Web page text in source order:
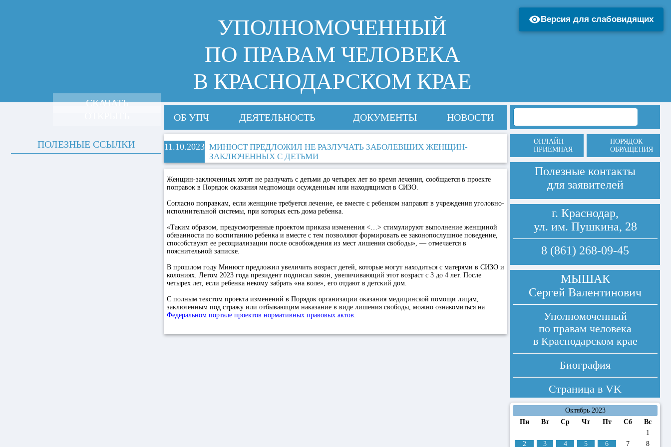
УПОЛНОМОЧЕННЫЙ
ПО ПРАВАМ ЧЕЛОВЕКА
В КРАСНОДАРСКОМ КРАЕ
ОБ УПЧ ДЕЯТЕЛЬНОСТЬ ДОКУМЕНТЫ НОВОСТИ
11.10.2023 МИНЮСТ ПРЕДЛОЖИЛ НЕ РАЗЛУЧАТЬ ЗАБОЛЕВШИХ ЖЕНЩИН-
ЗАКЛЮЧЕННЫХ С ДЕТЬМИ
Женщин-заключенных хотят не разлучать с детьми до четырех лет во время лечения, сообщается в проекте
поправок в Порядок оказания медпомощи осужденным или находящимся в СИЗО.
Согласно поправкам, если женщине требуется лечение, ее вместе с ребенком направят в учреждения уголовно-
исполнительной системы, при которых есть дома ребенка.
«Таким образом, предусмотренные проектом приказа изменения <…> стимулируют выполнение женщиной
обязанности по воспитанию ребенка и вместе с тем позволяют формировать ее законопослушное поведение,
способствуют ее ресоциализации после освобождения из мест лишения свободы», — отмечается в
пояснительной записке.
В прошлом году Минюст предложил увеличить возраст детей, которые могут находиться с матерями в СИЗО и
колониях. Летом 2023 года президент подписал закон, увеличивающий этот возраст с 3 до 4 лет. После
четырех лет, если ребенка некому забрать «на воле», его отдают в детский дом.
С полным текстом проекта изменений в Порядок организации оказания медицинской помощи лицам,
заключенным под стражу или отбывающим наказание в виде лишения свободы, можно ознакомиться на
Федеральном портале проектов нормативных правовых актов.
СКАЧАТЬ
ПОЛЕЗНЫЕ ССЫЛКИ
ОНЛАЙН
ПРИЕМНАЯ
ПОРЯДОК
ОБРАЩЕНИЯ
Полезные контакты
для заявителей
г. Краснодар,
ул. им. Пушкина, 28
8 (861) 268-09-45
МЫШАК
Сергей Валентинович
Уполномоченный
по правам человека
в Краснодарском крае
Биография
Страница в VK
Октябрь 2023
Пн
Вт Ср Чт Пт Сб
Вс
1
2
3 4 5 6 7 8
Версия для слабовидящих